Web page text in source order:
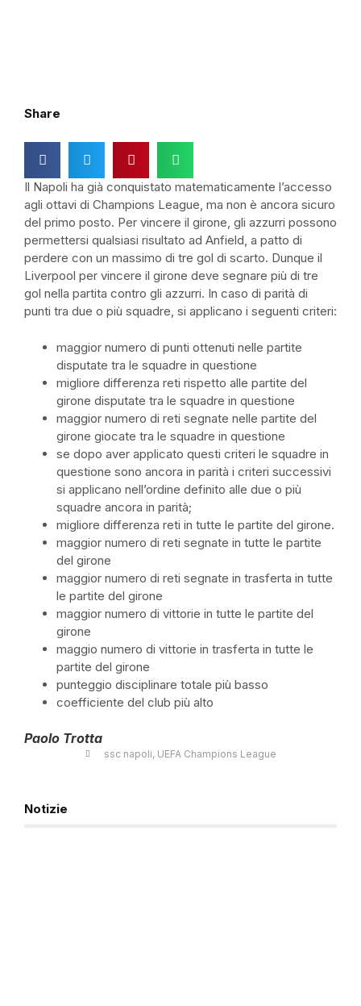
Share
Il Napoli ha già conquistato matematicamente l’accesso
agli ottavi di Champions League, ma non è ancora sicuro
del primo posto. Per vincere il girone, gli azzurri possono
permettersi qualsiasi risultato ad Anfield, a patto di
perdere con un massimo di tre gol di scarto. Dunque il
Liverpool per vincere il girone deve segnare più di tre
gol nella partita contro gli azzurri. In caso di parità di
punti tra due o più squadre, si applicano i seguenti criteri:
maggior numero di punti ottenuti nelle partite
disputate tra le squadre in questione
migliore differenza reti rispetto alle partite del
girone disputate tra le squadre in questione
maggior numero di reti segnate nelle partite del
girone giocate tra le squadre in questione
se dopo aver applicato questi criteri le squadre in
questione sono ancora in parità i criteri successivi
si applicano nell’ordine definito alle due o più
squadre ancora in parità;
migliore differenza reti in tutte le partite del girone.
maggior numero di reti segnate in tutte le partite
del girone
maggior numero di reti segnate in trasferta in tutte
le partite del girone
maggior numero di vittorie in tutte le partite del
girone
maggio numero di vittorie in trasferta in tutte le
partite del girone
punteggio disciplinare totale più basso
coefficiente del club più alto
Paolo Trotta
ssc napoli, UEFA Champions League
Notizie